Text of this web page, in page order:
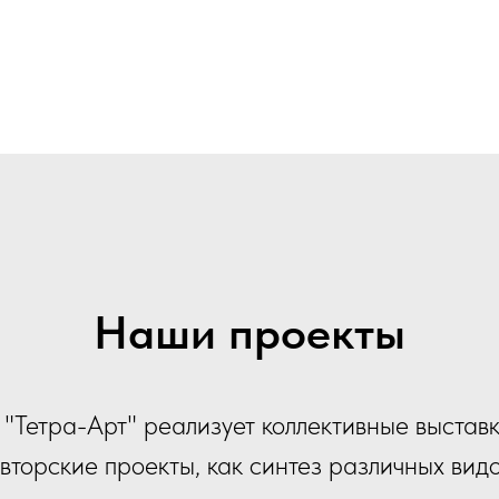
Наши проекты
Арт" реализует коллективные
проекты, как синтез различных